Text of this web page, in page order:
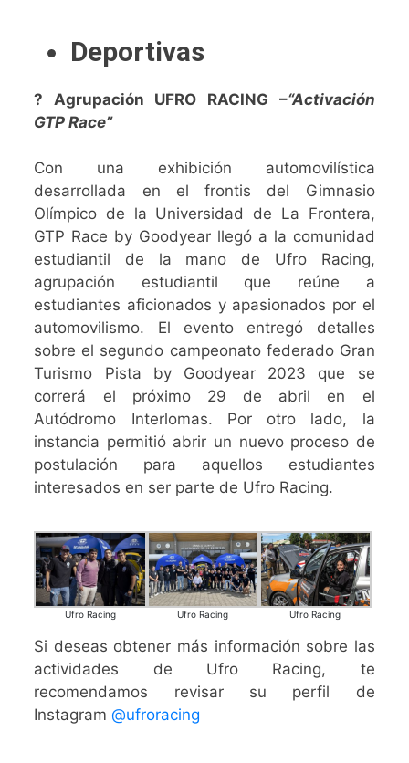
Deportivas
? Agrupación UFRO RACING –“Activación
GTP Race”
Con una exhibición automovilística
desarrollada en el frontis del Gimnasio
Olímpico de la Universidad de La Frontera,
GTP Race by Goodyear llegó a la comunidad
estudiantil de la mano de Ufro Racing,
agrupación estudiantil que reúne a
estudiantes aficionados y apasionados por el
automovilismo. El evento entregó detalles
sobre el segundo campeonato federado Gran
Turismo Pista by Goodyear 2023 que se
correrá el próximo 29 de abril en el
Autódromo Interlomas. Por otro lado, la
instancia permitió abrir un nuevo proceso de
postulación para aquellos estudiantes
interesados en ser parte de Ufro Racing.
Ufro Racing Ufro Racing Ufro Racing
Si deseas obtener más información sobre las
actividades de Ufro Racing, te
recomendamos revisar su perfil de
Instagram@ufroracing